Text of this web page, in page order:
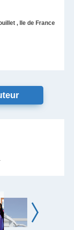
, Ile de France